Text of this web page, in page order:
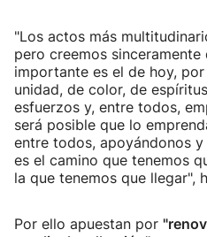
"Los actos más
pero creemos
importante es el de hoy,
unidad, de color, de
esfuerzos y, entre todos,
será posible que lo
entre todos, apoyándonos
es el camino que tenemos
la que tenemos que llegar",
Por ello apuestan por